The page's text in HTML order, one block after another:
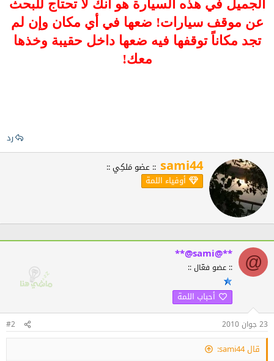
الجميل في هذه السيارة هو أنك لا تحتاج للبحث
عن موقف سيارات! ضعها في أي مكان وإن لم
تجد مكاناً توقفها فيه ضعها داخل حقيبة وخذها
معك!
رد
W
r
i
n
b
y
sami44 :: عضو مَلكِي ::
أوفياء اللمة
@
**@sami@**
:: عضو فعّال ::
أحباب اللمة
23 جوان 2010 #2
قال sami44: